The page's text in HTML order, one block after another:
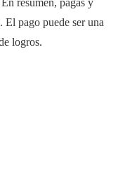
resumen, pagas y
El pago puede ser una
logros.